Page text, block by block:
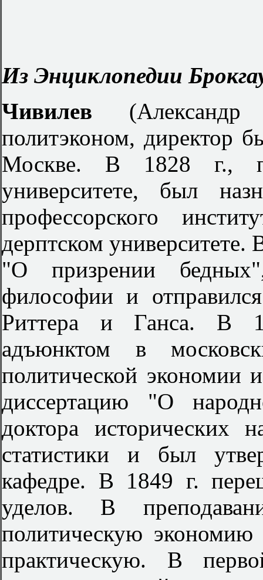
Из Энциклопедии
Чивилев
политэконом, директор
Москве. В 1828 г.,
университете, был
профессорского
дерптском университете.
"О призрении
философии и
Риттера и Ганса. В
адъюнктом в
политической экономии
диссертацию "О
доктора исторических
статистики и был
кафедре. В 1849 г.
уделов. В
политическую
практическую. В